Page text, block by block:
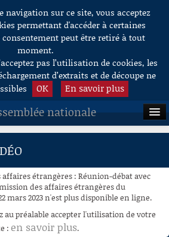
navigation sur ce site, vous acceptez
permettant d'accéder à certaines
peut être retiré à tout
moment.
pas l’utilisation de cookies, les
d’extraits et de découpe ne
OK En savoir plus
nationale
affaires étrangères : Réunion-débat avec
des affaires étrangères du
mars 2023 n'est plus disponible en ligne.
au préalable accepter l'utilisation de votre
: en savoir plus.